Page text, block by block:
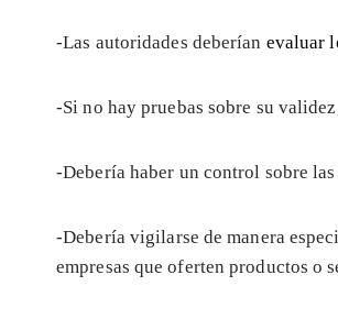
-Las autoridades deberían evaluar
-Si no hay pruebas sobre su
-Debería haber un control sobre las
-Debería vigilarse de manera
empresas que oferten productos o